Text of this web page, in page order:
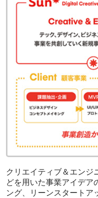
クリエイティブ＆エンジ
どを用いた事業アイデア
ング、リーンスタートア